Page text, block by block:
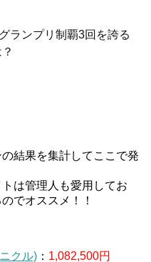
ランプリ制覇3回を誇る
結果を集計してここで発
は管理人も愛用してお
でオススメ！！
クル) ： 1,082,500円